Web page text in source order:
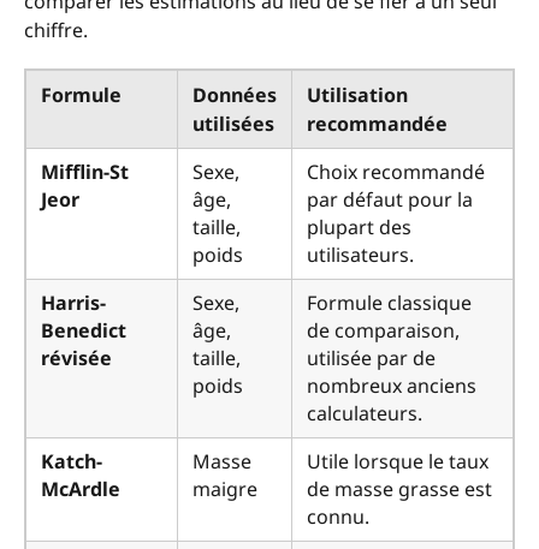
chiffre.
Formule
Données
utilisées
Utilisation
recommandée
Mifflin-St
Jeor
Sexe,
âge,
taille,
poids
Choix recommandé
par défaut pour la
plupart des
utilisateurs.
Harris-
Benedict
révisée
Sexe,
âge,
taille,
poids
Formule classique
de comparaison,
utilisée par de
nombreux anciens
calculateurs.
Katch-
McArdle
Masse
maigre
Utile lorsque le taux
de masse grasse est
connu.